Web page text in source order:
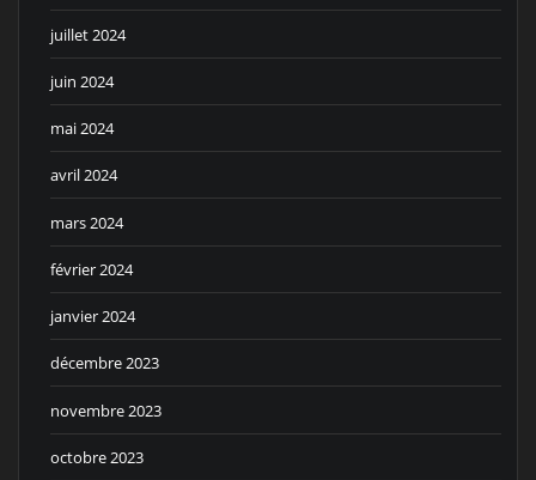
juillet 2024
juin 2024
mai 2024
avril 2024
mars 2024
février 2024
janvier 2024
décembre 2023
novembre 2023
octobre 2023